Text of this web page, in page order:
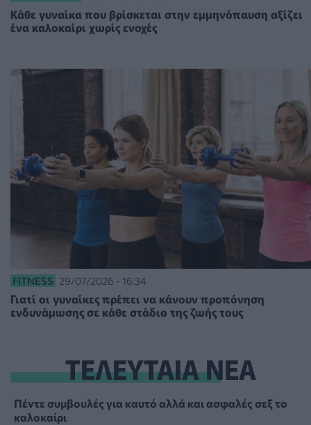
Κάθε γυναίκα που βρίσκεται στην εμμηνόπαυση αξίζει
ένα καλοκαίρι χωρίς ενοχές
FITNESS 29/07/2026 - 16:34
Γιατί οι γυναίκες πρέπει να κάνουν προπόνηση
ενδυνάμωσης σε κάθε στάδιο της ζωής τους
ΤΕΛΕΥΤΑΙΑ ΝΕΑ
Πέντε συμβουλές για καυτό αλλά και ασφαλές σεξ το
καλοκαίρι